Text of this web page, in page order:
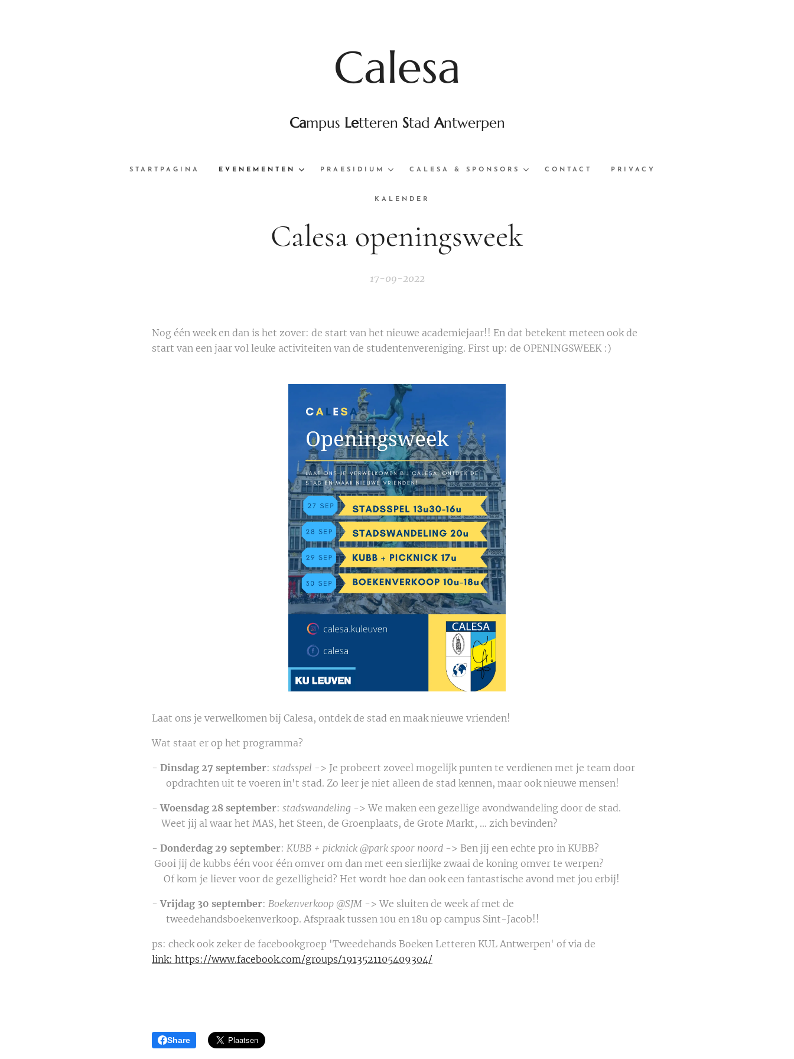
Calesa
Campus Letteren StadAntwerpen
STARTPAGINA EVENEMENTEN PRAESIDIUM CALESA & SPONSORS CONTACT PRIVACY
KALENDER
Calesa openingsweek
17-09-2022
Nog één week en dan is het zover: de start van het nieuwe academiejaar!! En dat betekent meteen ook de
start van een jaar vol leuke activiteiten van de studentenvereniging. First up: de OPENINGSWEEK :)
Laat ons je verwelkomen bij Calesa, ontdek de stad en maak nieuwe vrienden!
Wat staat er op het programma?
- Dinsdag 27 september: stadsspel -> Je probeert zoveel mogelijk punten te verdienen met je team door
opdrachten uit te voeren in't stad. Zo leer je niet alleen de stad kennen, maar ook nieuwe mensen!
-Woensdag 28 september: stadswandeling -> We maken een gezellige avondwandeling door de stad.
Weet jij al waar het MAS, het Steen, de Groenplaats, de Grote Markt, ... zich bevinden?
- Donderdag 29 september: KUBB + picknick @park spoor noord -> Ben jij een echte pro in KUBB?
Gooi jij de kubbs één voor één omver om dan met een sierlijke zwaai de koning omver te werpen?
Of kom je liever voor de gezelligheid? Het wordt hoe dan ook een fantastische avond met jou erbij!
-Vrijdag 30 september: Boekenverkoop @SJM -> We sluiten de week af met de
tweedehandsboekenverkoop. Afspraak tussen 10u en 18u op campus Sint-Jacob!!
ps: check ook zeker de facebookgroep 'Tweedehands Boeken Letteren KUL Antwerpen' of via de
link: https://www.facebook.com/groups/1913521105409304/
Share